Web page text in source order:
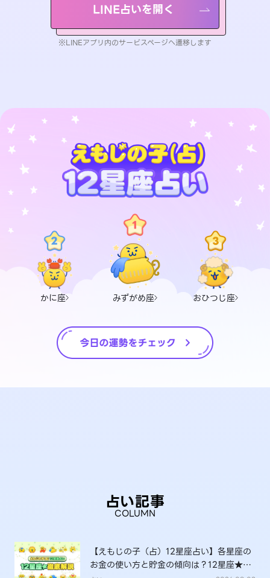
LINE占いを開く
※LINEアプリ内のサービスページへ遷移します
かに座 みずがめ座 おひつじ座
占い記事
COLUMN
【えもじの子（占）12星座占い】各星座の
お金の使い方と貯金の傾向は？12星座★徹